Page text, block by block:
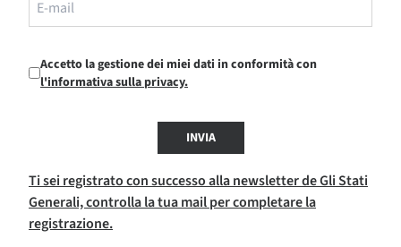
Accetto la gestione dei miei dati in conformità con
l'informativa sulla privacy.
INVIA
Ti sei registrato con successo alla newsletter de Gli Stati
Generali, controlla la tua mail per completare la
registrazione.